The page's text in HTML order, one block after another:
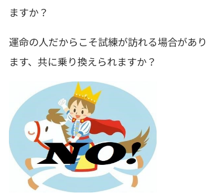
ますか？
運命の人だからこそ試練が訪れる場合があり
ます、共に乗り換えられますか？